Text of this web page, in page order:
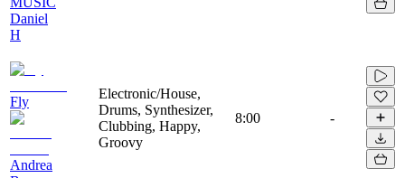
Daniel
H
Fly
Andrea
Electronic/House,
Drums, Synthesizer,
Clubbing, Happy,
Groovy
8:00 -